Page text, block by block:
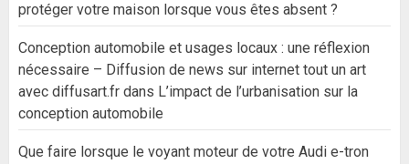
protéger votre maison lorsque vous êtes absent ?
Conception automobile et usages locaux : une réflexion
nécessaire – Diffusion de news sur internet tout un art
avec diffusart.fr dans L’impact de l’urbanisation sur la
conception automobile
Que faire lorsque le voyant moteur de votre Audi e-tron